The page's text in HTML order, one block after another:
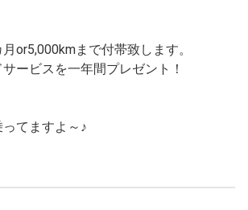
or5,000kmまで付帯致します。
ービスを一年間プレゼント！
てますよ～♪